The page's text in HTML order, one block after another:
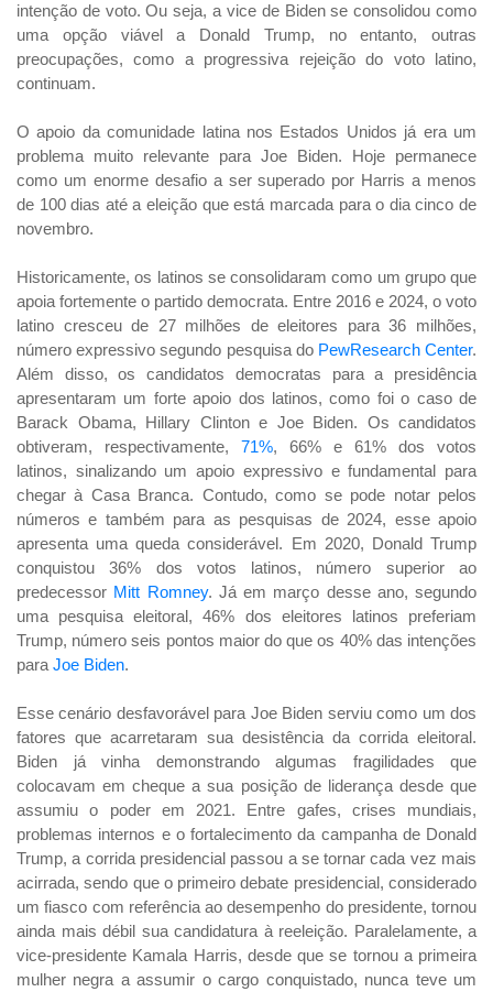
intenção de voto. Ou seja, a vice de Biden se consolidou como
uma opção viável a Donald Trump, no entanto, outras
preocupações, como a progressiva rejeição do voto latino,
continuam.
O apoio da comunidade latina nos Estados Unidos já era um
problema muito relevante para Joe Biden. Hoje permanece
como um enorme desafio a ser superado por Harris a menos
de 100 dias até a eleição que está marcada para o dia cinco de
novembro.
Historicamente, os latinos se consolidaram como um grupo que
apoia fortemente o partido democrata. Entre 2016 e 2024, o voto
latino cresceu de 27 milhões de eleitores para 36 milhões,
número expressivo segundo pesquisa do PewResearch Center.
Além disso, os candidatos democratas para a presidência
apresentaram um forte apoio dos latinos, como foi o caso de
Barack Obama, Hillary Clinton e Joe Biden. Os candidatos
obtiveram, respectivamente, 71%, 66% e 61% dos votos
latinos, sinalizando um apoio expressivo e fundamental para
chegar à Casa Branca. Contudo, como se pode notar pelos
números e também para as pesquisas de 2024, esse apoio
apresenta uma queda considerável. Em 2020, Donald Trump
conquistou 36% dos votos latinos, número superior ao
predecessor Mitt Romney. Já em março desse ano, segundo
uma pesquisa eleitoral, 46% dos eleitores latinos preferiam
Trump, número seis pontos maior do que os 40% das intenções
para Joe Biden.
Esse cenário desfavorável para Joe Biden serviu como um dos
fatores que acarretaram sua desistência da corrida eleitoral.
Biden já vinha demonstrando algumas fragilidades que
colocavam em cheque a sua posição de liderança desde que
assumiu o poder em 2021. Entre gafes, crises mundiais,
problemas internos e o fortalecimento da campanha de Donald
Trump, a corrida presidencial passou a se tornar cada vez mais
acirrada, sendo que o primeiro debate presidencial, considerado
um fiasco com referência ao desempenho do presidente, tornou
ainda mais débil sua candidatura à reeleição. Paralelamente, a
vice-presidente Kamala Harris, desde que se tornou a primeira
mulher negra a assumir o cargo conquistado, nunca teve um